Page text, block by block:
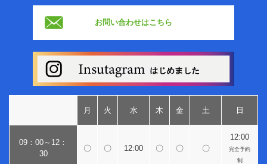
お問い合わせはこちら
月 火 水 木 金 土 日
09：00～12：
30
〇 〇 12:00 〇 〇 〇
12:00
完全予約
制